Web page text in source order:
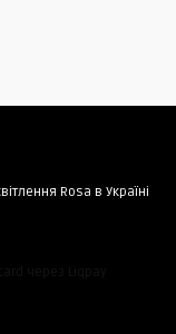
Rosa в Україні